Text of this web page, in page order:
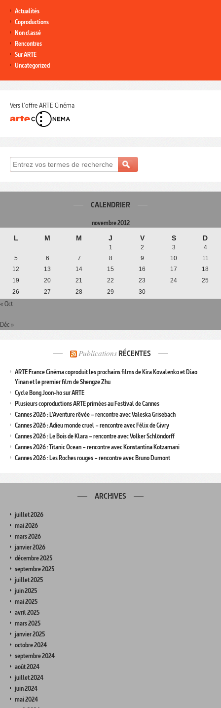
Actualités
Coproductions
Non classé
Rencontres
Sur ARTE
Uncategorized
Vers l'offre ARTE Cinéma
CALENDRIER
novembre 2012
L M M J V S D
1 2 3
4
5
6 7 8 9 10
11
12
13 14 15 16 17
18
19
20 21 22 23 24
25
26
27 28 29 30
« Oct
Déc »
Publications RÉCENTES
ARTE France Cinéma coproduit les prochains films de Kira Kovalenko et Diao
Yinan et le premier film de Shengze Zhu
Cycle Bong Joon-ho sur ARTE
Plusieurs coproductions ARTE primées au Festival de Cannes
Cannes 2026 : L’Aventure rêvée – rencontre avec Valeska Grisebach
Cannes 2026 : Adieu monde cruel – rencontre avec Félix de Givry
Cannes 2026 : Le Bois de Klara – rencontre avec Volker Schlöndorff
Cannes 2026 : Titanic Ocean – rencontre avec Konstantina Kotzamani
Cannes 2026 : Les Roches rouges – rencontre avec Bruno Dumont
ARCHIVES
juillet 2026
mai 2026
mars 2026
janvier 2026
décembre 2025
septembre 2025
juillet 2025
juin 2025
mai 2025
avril 2025
mars 2025
janvier 2025
octobre 2024
septembre 2024
août 2024
juillet 2024
juin 2024
mai 2024